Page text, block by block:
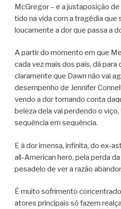
McGregor – e a justaposição
tido na vida com a tragédia que
loucamente a dor que passa a
A partir do momento em que
cada vez mais dos pais, dá
claramente que Dawn não vai
desempenho de Jennifer
vendo a dor tomando conta
beleza dela vai perdendo o
sequência em sequência.
E à dor imensa, infinita, do ex-
all-American hero, pela perda
pesadelo de ver a razão
É muito sofrimento
atores principais só fazem